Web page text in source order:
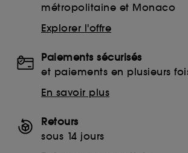
métropolitaine et Monaco
Explorer l'offre
Paiements sécurisés
et paiements en plusieurs
En savoir plus
Retours
sous 14 jours